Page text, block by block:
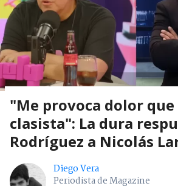
"Me provoca dolor que
clasista": La dura
Rodríguez a Nicolás
Diego Vera
Periodista de Magazine